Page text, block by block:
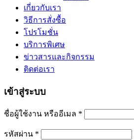
เกี่ยวกับเรา
วิธีการสั่งซื้อ
โปรโมชั่น
บริการพิเศษ
ข่าวสารและกิจกรรม
ติดต่อเรา
เข้าสู่ระบบ
ชื่อผู้ใช้งาน หรืออีเมล *
รหัสผ่าน *